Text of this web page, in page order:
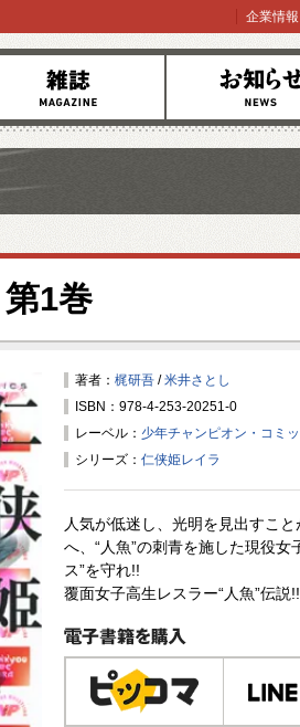
お知らせ
企業情報
第1巻
著者： 梶研吾 /米井さとし
ISBN：978-4-253-20251-0
レーベル： 少年チャンピオン・コミ
シリーズ： 仁侠姫レイラ
人気が低迷し、光明を見出すこ
へ、“人魚”の刺青を施した現役
ス”を守れ!!
覆面女子高生レスラー“人魚”伝説!!
電子書籍で購入